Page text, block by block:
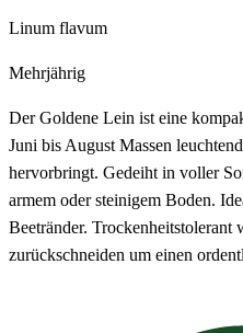
Linum flavum
Mehrjährig
Der Goldene Lein ist eine
Juni bis August Massen
hervorbringt. Gedeiht in voller
armem oder steinigem Boden.
Beetränder.
zurückschneiden um einen